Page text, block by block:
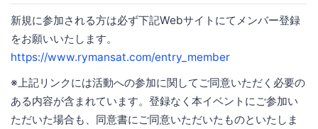
新規に参加される方は必ず下記Webサイトにてメンバー登録
をお願いいたします。
https://www.rymansat.com/entry_member
※上記リンクには活動への参加に関してご同意いただく必要の
ある内容が含まれています。登録なく本イベントにご参加い
ただいた場合も、同意書にご同意いただいたものといたしま